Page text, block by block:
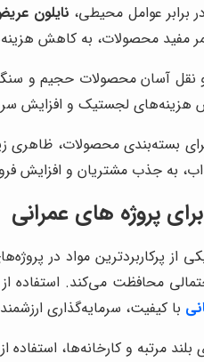
برابر عوامل محیطی، نایلون
عمر مفید محصولات، به کاهش
نقل آسان محصولات حجیم و
هزینه‌های لجستیک و
بسته‌بندی محصولات، ظاهری
به جذب مشتریان و افزایش
پروژه های عمرانی
پرکاربردترین مواد در
محافظت می‌کند. استفاده از
با کیفیت، سرمایه‌گذاری
مرتبه و کارخانه‌ها، استفاده از